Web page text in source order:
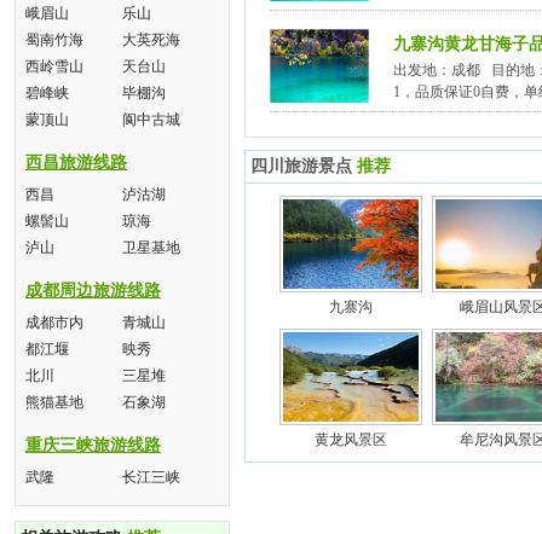
峨眉山
乐山
蜀南竹海
大英死海
西岭雪山
天台山
碧峰峡
毕棚沟
蒙顶山
阆中古城
西昌旅游线路
西昌
泸沽湖
螺髻山
琼海
泸山
卫星基地
成都周边旅游线路
成都市内
青城山
都江堰
映秀
北川
三星堆
熊猫基地
石象湖
重庆三峡旅游线路
武隆 长江三峡
九寨沟黄龙甘海子
出发地：成都 目的地
1，品质保证0自费，
四川旅游景点 推荐
九寨沟 峨眉山风景
黄龙风景区 牟尼沟风景